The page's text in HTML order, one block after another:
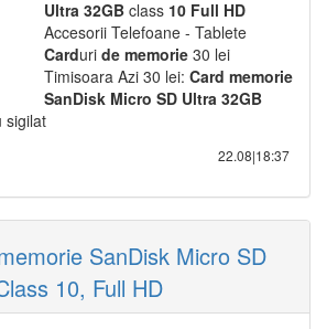
Ultra 32GB class 10 Full HD
Accesorii Telefoane - Tablete
Carduri de memorie 30 lei
Timisoara Azi 30 lei: Card memorie
SanDisk Micro SD Ultra 32GB
sigilat
22.08|18:37
SanDisk Micro SD
10, Full HD